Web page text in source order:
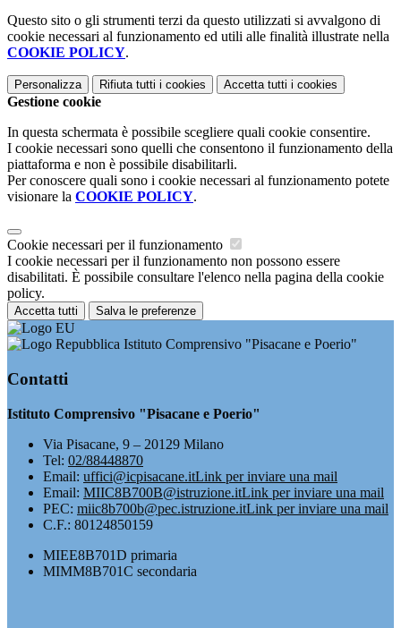
Questo sito o gli strumenti terzi da questo utilizzati si avvalgono di
cookie necessari al funzionamento ed utili alle finalità illustrate nella
COOKIE POLICY.
Personalizza Rifiuta tutti i cookies Accetta tutti i cookies
Gestione cookie
In questa schermata è possibile scegliere quali cookie consentire.
I cookie necessari sono quelli che consentono il funzionamento della
piattaforma e non è possibile disabilitarli.
Per conoscere quali sono i cookie necessari al funzionamento potete
visionare la COOKIE POLICY.
Cookie necessari per il funzionamento
I cookie necessari per il funzionamento non possono essere
disabilitati. È possibile consultare l'elenco nella pagina della cookie
policy.
Accetta tutti Salva le preferenze
Istituto Comprensivo "Pisacane e Poerio"
Contatti
Istituto Comprensivo "Pisacane e Poerio"
Via Pisacane, 9 – 20129 Milano
Tel: 02/88448870
Email: uffici@icpisacane.itLink per inviare una mail
Email: MIIC8B700B@istruzione.itLink per inviare una mail
PEC: miic8b700b@pec.istruzione.itLink per inviare una mail
C.F.: 80124850159
MIEE8B701D primaria
MIMM8B701C secondaria